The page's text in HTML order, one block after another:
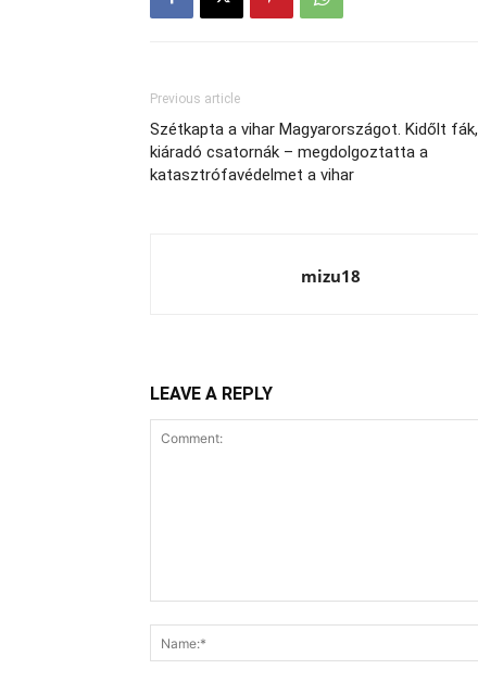
Previous article
Szétkapta a vihar Magyarországot. Kidőlt fák,
kiáradó csatornák – megdolgoztatta a
katasztrófavédelmet a vihar
mizu18
LEAVE A REPLY